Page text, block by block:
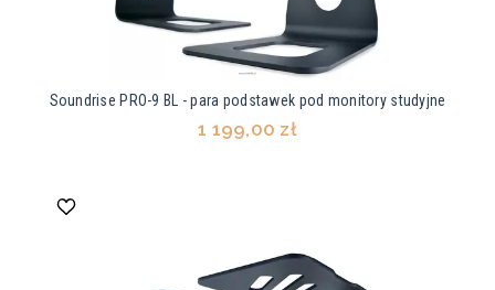
Soundrise PRO-9 BL - para podstawek pod monitory studyjne
1 199,00 zł